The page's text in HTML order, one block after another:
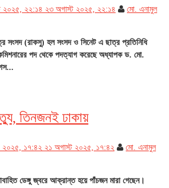
২০২৫, ২২:১৪ ২৩ অগাস্ট ২০২৫, ২২:১৪
মো. এনামুল
সংসদ (রাকসু) হল সংসদ ও সিনেট এ ছাত্র প্রতিনিধি
কমিশনারের পদ থেকে পদত্যাগ করেছে অধ্যাপক ড. মো.
তিনজনই ঢাকায়
২০২৫, ১৭:৪২ ২১ অগাস্ট ২০২৫, ১৭:৪২
মো. এনামুল
ডেঙ্গু জ্বরে আক্রান্ত হয়ে পাঁচজন মারা গেছেন।